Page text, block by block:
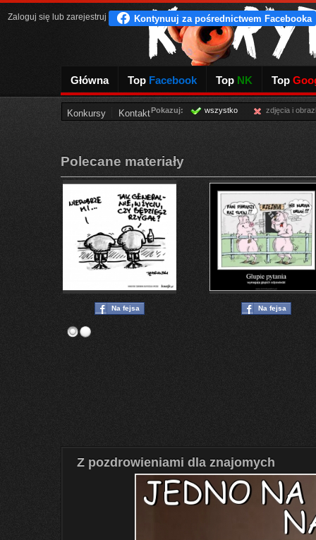
Główna Top Facebook Top NK Top
Konkursy Kontakt
Zaloguj się lub zarejestruj
Pokazuj: wszystko zdjęcia i
Polecane materiały
Na fejsa Na fejsa
Z pozdrowieniami dla znajomych